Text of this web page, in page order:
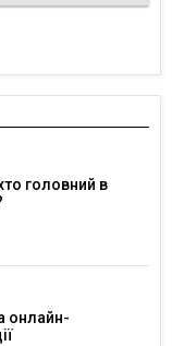
головний в
онлайн-